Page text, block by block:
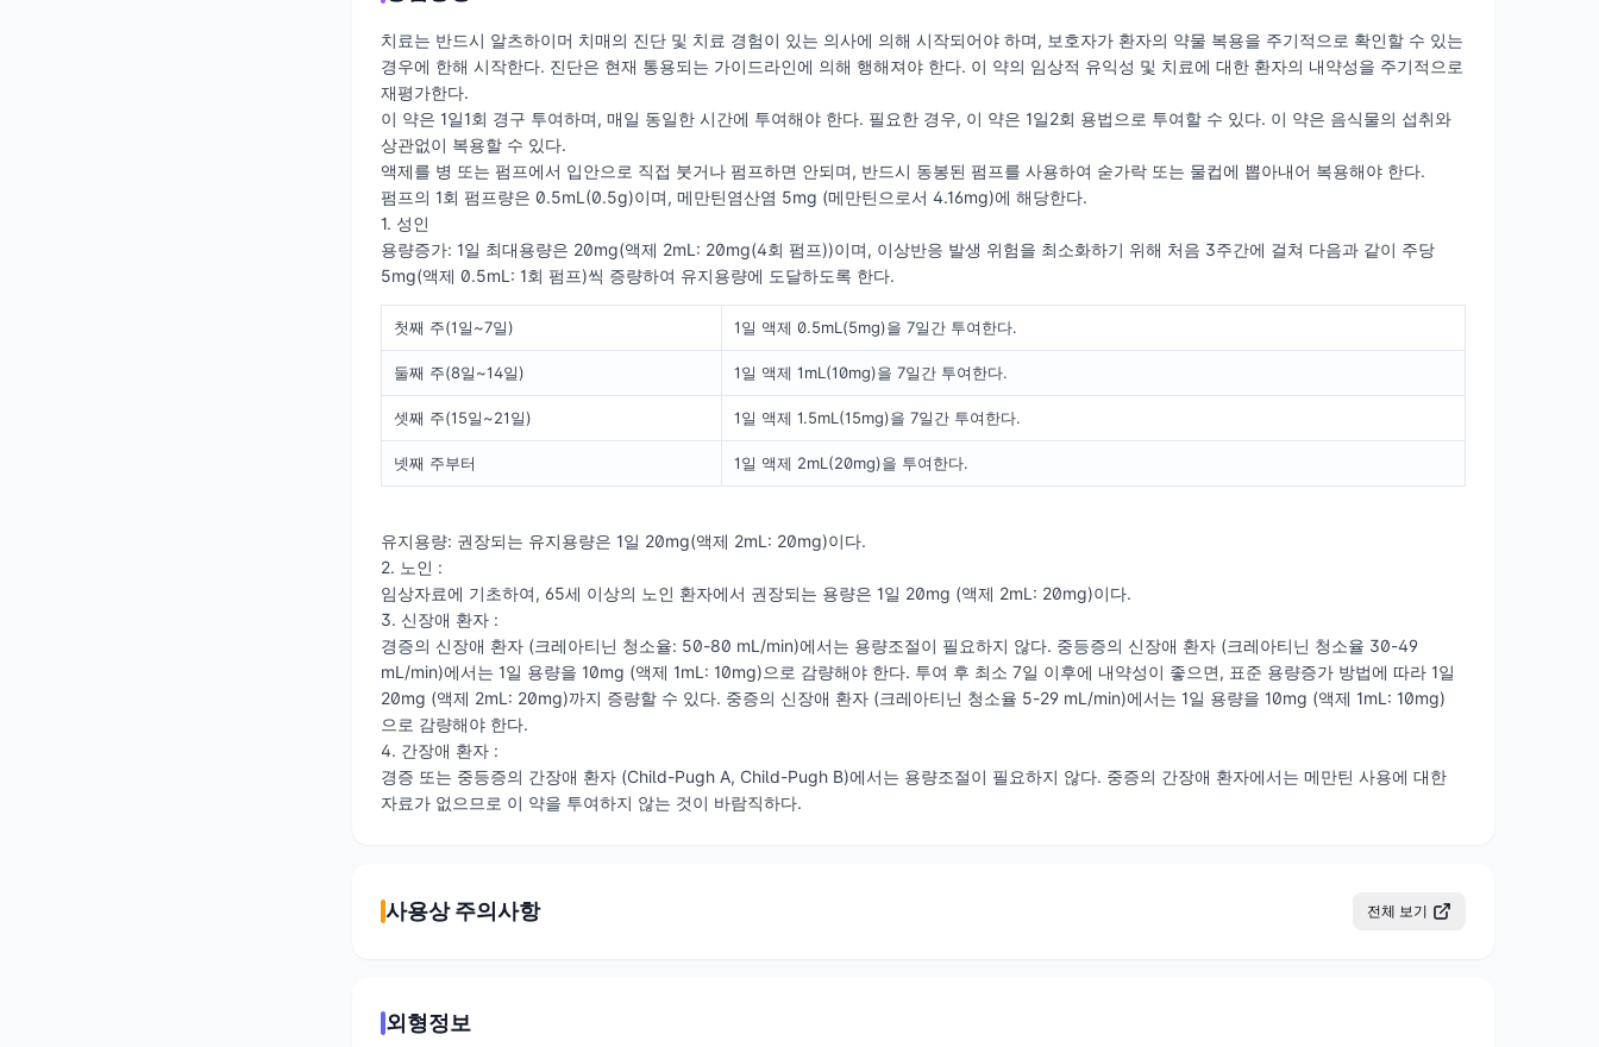
치료는 반드시 알츠하이머 치매의 진단 및 치료 경험이 있는 의사에 의해 시작되어야 하며, 보호자가 환자의 약물 복용을 주기적으로 확인할 수 있는
경우에 한해 시작한다. 진단은 현재 통용되는 가이드라인에 의해 행해져야 한다. 이 약의 임상적 유익성 및 치료에 대한 환자의 내약성을 주기적으로
재평가한다.
이 약은 1일1회 경구 투여하며, 매일 동일한 시간에 투여해야 한다. 필요한 경우, 이 약은 1일2회 용법으로 투여할 수 있다. 이 약은 음식물의 섭취와
상관없이 복용할 수 있다.
액제를 병 또는 펌프에서 입안으로 직접 붓거나 펌프하면 안되며, 반드시 동봉된 펌프를 사용하여 숟가락 또는 물컵에 뽑아내어 복용해야 한다.
펌프의 1회 펌프량은 0.5mL(0.5g)이며, 메만틴염산염 5mg (메만틴으로서 4.16mg)에 해당한다.
1. 성인
용량증가: 1일 최대용량은 20mg(액제 2mL: 20mg(4회 펌프))이며, 이상반응 발생 위험을 최소화하기 위해 처음 3주간에 걸쳐 다음과 같이 주당
5mg(액제 0.5mL: 1회 펌프)씩 증량하여 유지용량에 도달하도록 한다.
첫째 주(1일~7일) 1일 액제 0.5mL(5mg)을 7일간 투여한다.
둘째 주(8일~14일) 1일 액제 1mL(10mg)을 7일간 투여한다.
셋째 주(15일~21일) 1일 액제 1.5mL(15mg)을 7일간 투여한다.
넷째 주부터 1일 액제 2mL(20mg)을 투여한다.
유지용량: 권장되는 유지용량은 1일 20mg(액제 2mL: 20mg)이다.
2. 노인 :
임상자료에 기초하여, 65세 이상의 노인 환자에서 권장되는 용량은 1일 20mg (액제 2mL: 20mg)이다.
3. 신장애 환자 :
경증의 신장애 환자 (크레아티닌 청소율: 50-80 mL/min)에서는 용량조절이 필요하지 않다. 중등증의 신장애 환자 (크레아티닌 청소율 30-49
mL/min)에서는 1일 용량을 10mg (액제 1mL: 10mg)으로 감량해야 한다. 투여 후 최소 7일 이후에 내약성이 좋으면, 표준 용량증가 방법에 따라 1일
20mg (액제 2mL: 20mg)까지 증량할 수 있다. 중증의 신장애 환자 (크레아티닌 청소율 5-29 mL/min)에서는 1일 용량을 10mg (액제 1mL: 10mg)
으로 감량해야 한다.
4. 간장애 환자 :
경증 또는 중등증의 간장애 환자 (Child-Pugh A, Child-Pugh B)에서는 용량조절이 필요하지 않다. 중증의 간장애 환자에서는 메만틴 사용에 대한
자료가 없으므로 이 약을 투여하지 않는 것이 바람직하다.
사용상 주의사항 전체 보기
외형정보